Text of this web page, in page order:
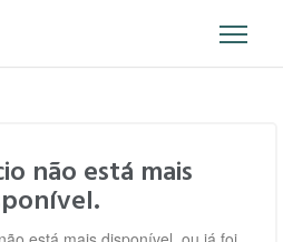
não está mais